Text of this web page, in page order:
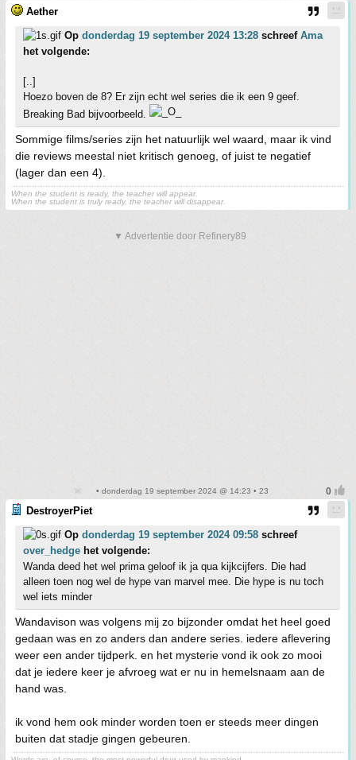
Aether
Op donderdag 19 september 2024 13:28 schreef Ama
het volgende:
[..]
Hoezo boven de 8? Er zijn echt wel series die ik een 9 geef.
Breaking Bad bijvoorbeeld.
Sommige films/series zijn het natuurlijk wel waard, maar ik vind
die reviews meestal niet kritisch genoeg, of juist te negatief
(lager dan een 4).
When the student is ready, the teacher will appear.
When the student is truly ready, the teacher will disappear.
▼ Advertentie door Refinery89
• donderdag 19 september 2024 @ 14:23 • 23
DestroyerPiet
Op donderdag 19 september 2024 09:58 schreef
over_hedge het volgende:
Wanda deed het wel prima geloof ik ja qua kijkcijfers. Die had
alleen toen nog wel de hype van marvel mee. Die hype is nu toch
wel iets minder
Wandavison was volgens mij zo bijzonder omdat het heel goed
gedaan was en zo anders dan andere series. iedere aflevering
weer een ander tijdperk. en het mysterie vond ik ook zo mooi
dat je iedere keer je afvroeg wat er nu in hemelsnaam aan de
hand was.
ik vond hem ook minder worden toen er steeds meer dingen
buiten dat stadje gingen gebeuren.